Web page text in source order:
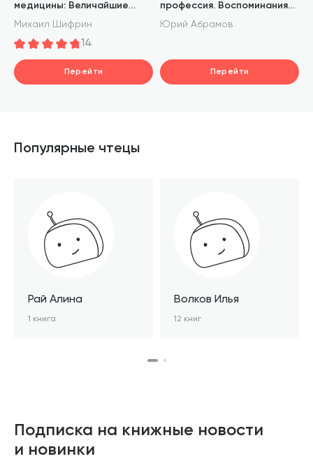
медицины: Величайшие
открытия, подвиги и
преступления во имя
вашего здоровья и
Михаил Шифрин
14
Перейти
профессия. Воспоминания
советского хирурга
Юрий Абрамов
Перейти
Популярные чтецы
Рай Алина
1 книга
Волков Илья
12 книг
Подписка на книжные новости
и новинки